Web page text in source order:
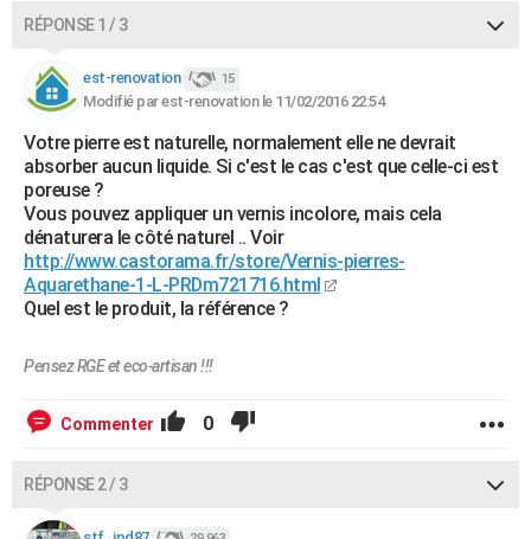
COPAINS D'AVANT
S'inscrire
Se connecter
Lycées
Collèges
Primaires
Universités
Entreprises
Service militaire
Avis de recherche
AVIS DE DÉCÈS
FORUM
Bricolage
Lifestyle
Culture
Sport
Auto
Television
Voyage
Cinema
RÉPONSE 1 / 3
est-renovation 15
Modifié par est-renovation le 11/02/2016 22:54
Votre pierre est naturelle, normalement elle ne devrait
absorber aucun liquide. Si c'est le cas c'est que celle-ci est
poreuse ?
Vous pouvez appliquer un vernis incolore, mais cela
dénaturera le côté naturel .. Voir
http://www.castorama.fr/store/Vernis-pierres-
Aquarethane-1-L-PRDm721716.html
Quel est le produit, la référence ?
Pensez RGE et eco-artisan !!!
Commenter 0
RÉPONSE 2 / 3